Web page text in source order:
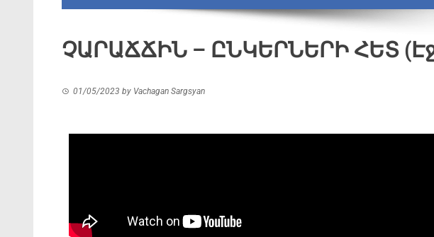
ՉԱՐԱՃՃԻՆ – ԸՆԿԵՐՆԵՐԻ ՀԵՏ (Էջ
01/05/2023 by Vachagan Sargsyan